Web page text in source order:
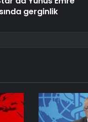
gerginlik